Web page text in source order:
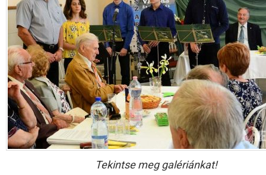
Tekintse meg galériánkat!